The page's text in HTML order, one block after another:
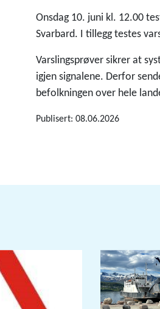
Onsdag 10. juni kl. 12.00
Svarbard. I tillegg testes
Varslingsprøver sikrer at
igjen signalene. Derfor
befolkningen over hele
Publisert: 08.06.2026